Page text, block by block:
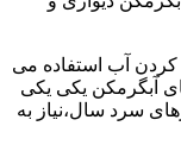
کردن آب استفاده می
آبگرمکن یکی یکی
سرد سال،نیاز به